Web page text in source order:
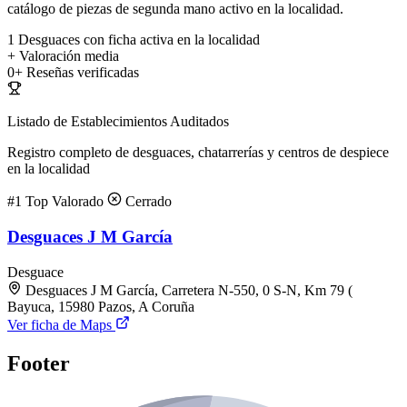
catálogo de piezas de segunda mano activo en la localidad.
1 Desguaces con ficha activa en la localidad
+ Valoración media
0+ Reseñas verificadas
Listado de Establecimientos Auditados
Registro completo de desguaces, chatarrerías y centros de despiece
en la localidad
#1 Top Valorado Cerrado
Desguaces J M García
Desguace
Desguaces J M García, Carretera N-550, 0 S-N, Km 79 (
Bayuca, 15980 Pazos, A Coruña
Ver ficha de Maps
Footer